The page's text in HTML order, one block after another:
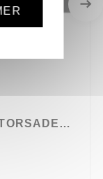
EMETTEUR HDMI SUR PAIRE TORSADEE KRAMER